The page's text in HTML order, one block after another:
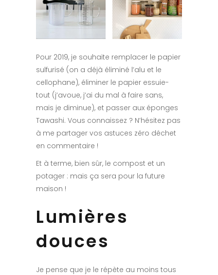
Pour 2019, je souhaite remplacer le papier
sulfurisé (on a déjà éliminé l’alu et le
cellophane), éliminer le papier essuie-
tout (j’avoue, j’ai du mal à faire sans,
mais je diminue), et passer aux éponges
Tawashi. Vous connaissez ? N’hésitez pas
à me partager vos astuces zéro déchet
en commentaire !
Et à terme, bien sûr, le compost et un
potager : mais ça sera pour la future
maison !
Lumières
douces
Je pense que je le répète au moins tous